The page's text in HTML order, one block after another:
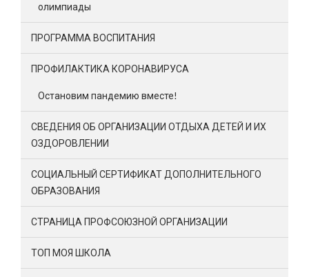
олимпиады
ПРОГРАММА ВОСПИТАНИЯ
ПРОФИЛАКТИКА КОРОНАВИРУСА
Остановим пандемию вместе!
СВЕДЕНИЯ ОБ ОРГАНИЗАЦИИ ОТДЫХА ДЕТЕЙ И ИХ
ОЗДОРОВЛЕНИИ
СОЦИАЛЬНЫЙ СЕРТИФИКАТ ДОПОЛНИТЕЛЬНОГО
ОБРАЗОВАНИЯ
СТРАНИЦА ПРОФСОЮЗНОЙ ОРГАНИЗАЦИИ
ТОП МОЯ ШКОЛА